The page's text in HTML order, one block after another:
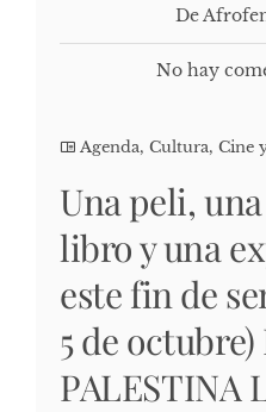
De
No hay
Agenda, Cultura, Cine
Una peli,
libro y una
este fin de
5 de
PALESTINA